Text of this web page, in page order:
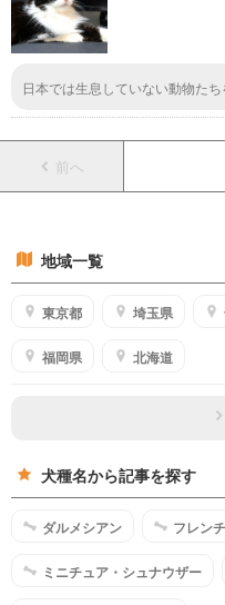
日本では生息していない動物た
動物だったら尚更、少し遠くの
すね。
前へ
地域一覧
東京都 埼玉県
福岡県 北海道
犬種名から記事を探す
ダルメシアン フレン
ミニチュア・シュナウザー